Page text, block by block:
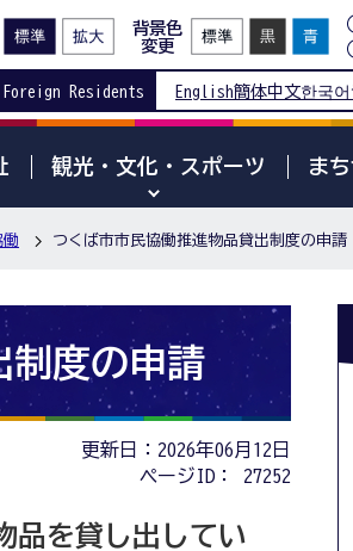
背景色
変更
Residents English簡体中文한국어
観光・文化・スポーツ ま
働 つくば市市民協働推進物品貸出制度の申請
制度の申請
更新日：2026年06月12日
ページID：
27252
品を貸し出してい